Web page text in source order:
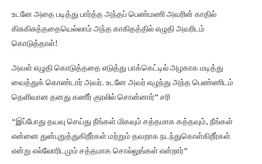
உடனே அதை படித்து பார்த்த அந்தப் பெண்மணி அவரின் காதில்
கிசுகிசுத்ததையெல்லாம் அந்த காகிதத்தில் எழுதி அவரிடம்
கொடுத்தாள்!
அவள் எழுதி கொடுத்ததை எடுத்து பாக்கெட்டில் அழகாக மடித்து
வைத்துக் கொண்டார் அவர். உடனே அவர் எழுந்து அந்த பெண்ணிடம்
தெளிவான தனது கணீர் குரலில் சொன்னார்” சரி
“இப்போது தயவு செய்து நீங்கள் மிகவும் சத்தமாக கத்தவும், நீங்கள்
என்னை துன்புறுத்துகிறீர்கள் மற்றும் தவறாக நடந்துகொள்கிறீர்கள்
என்று எல்லோரிடமும் சத்தமாக சொல்லுங்கள் என்றார்”